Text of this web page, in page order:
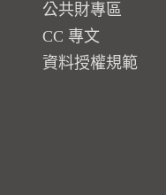
公共財專區
CC 專文
資料授權規範